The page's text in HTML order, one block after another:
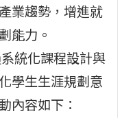
業趨勢，增進就
能力。
統化課程設計與
學生生涯規劃意
內容如下：